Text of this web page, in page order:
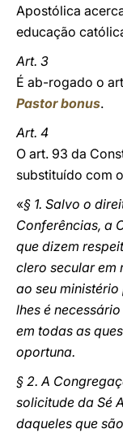
Apostólica
educação
Art. 3
É ab-rogado o
Pastor bonus.
Art. 4
O art. 93 da
substituído com
«§ 1. Salvo o
Conferências, a
que dizem
clero secular em
ao seu
lhes é
em todas as
oportuna.
§ 2. A
solicitude da Sé
daqueles que